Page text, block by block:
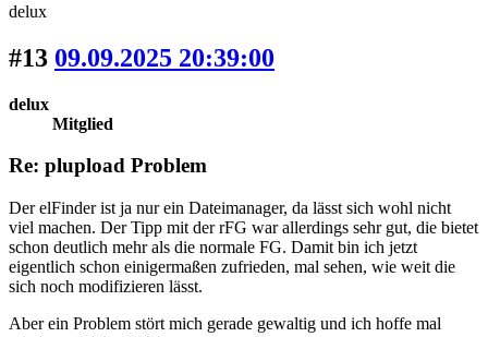
delux
#13 09.09.2025 20:39:00
delux
Mitglied
Re: plupload Problem
Der elFinder ist ja nur ein Dateimanager, da lässt sich wohl nicht
viel machen. Der Tipp mit der rFG war allerdings sehr gut, die bietet
schon deutlich mehr als die normale FG. Damit bin ich jetzt
eigentlich schon einigermaßen zufrieden, mal sehen, wie weit die
sich noch modifizieren lässt.
Aber ein Problem stört mich gerade gewaltig und ich hoffe mal